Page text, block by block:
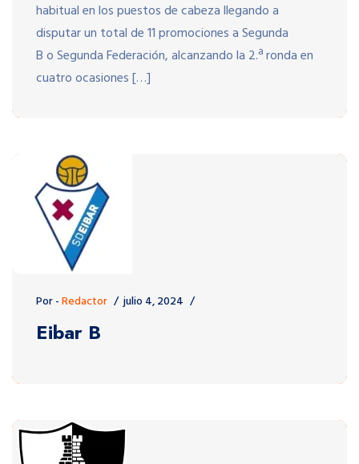
habitual en los puestos de cabeza llegando a
disputar un total de 11 promociones a Segunda
B o Segunda Federación, alcanzando la 2.ª ronda en
cuatro ocasiones […]
Por -Redactor julio 4, 2024
Eibar B